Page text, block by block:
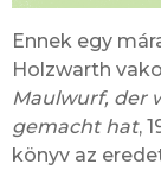
Ennek egy
Holzwarth
Maulwurf, der
gemacht hat,
könyv az